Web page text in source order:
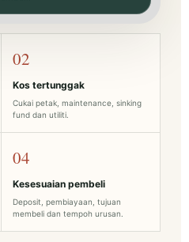
02
Kos tertunggak
Cukai petak, maintenance, sinking
fund dan utiliti.
04
Kesesuaian pembeli
Deposit, pembiayaan, tujuan
membeli dan tempoh urusan.